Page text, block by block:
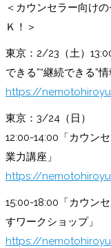
＜カウンセラー向け
Ｋ！＞
東京：2/23（土）
できる”“継続できる”
https://
東京：3/24（日）
12:00-14:00「カウン
業力講座」
https://
15:00-18:00「カウン
すワークショップ」
https://